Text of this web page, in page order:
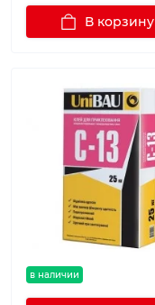
В корзину
в наличии